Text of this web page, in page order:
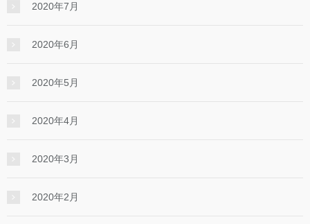
2020年7月
2020年6月
2020年5月
2020年4月
2020年3月
2020年2月